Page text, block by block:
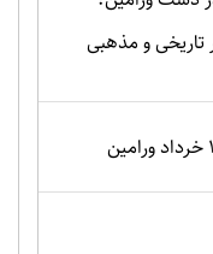
تاریخی و مذهبی